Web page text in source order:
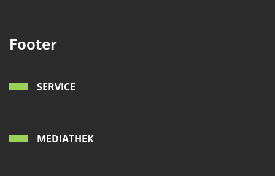
Footer
SERVICE
MEDIATHEK